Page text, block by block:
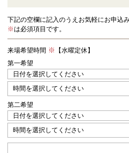
下記の空欄に記入のうえお気軽にお申込み
※ は必須項目です。
来場希望時間
【水曜定休】
第一希望
第二希望